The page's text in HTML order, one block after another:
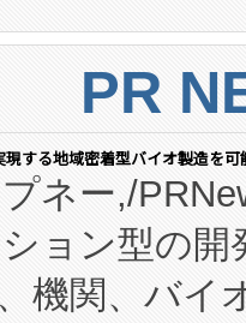
PR
する地域密着型バイオ製造を
ネー,/
ョン型の
機関、バイ